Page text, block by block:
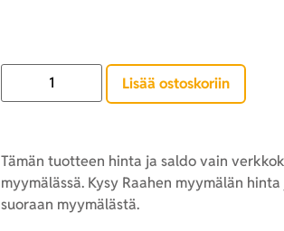
Lisää ostoskoriin
Tämän tuotteen hinta ja saldo vain
myymälässä. Kysy Raahen myymälän
suoraan myymälästä.